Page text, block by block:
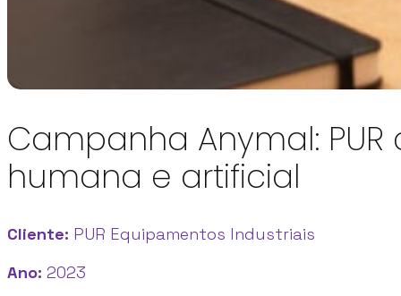
Campanha Anymal:
humana e artificial
Cliente: PUR Equipamentos Industriais
Ano: 2023